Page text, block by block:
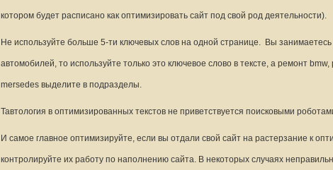
котором будет расписано как оптимизировать сайт под свой род деятельности).
Не используйте больше 5-ти ключевых слов на одной странице. Вы
автомобилей, то используйте только это ключевое слово в тексте, а ремонт
mersedes выделите в подразделы.
Тавтология в оптимизированных текстов не приветствуется поисковыми
И самое главное оптимизируйте, если вы отдали свой сайт на растерзание к
контролируйте их работу по наполнению сайта. В некоторых случаях